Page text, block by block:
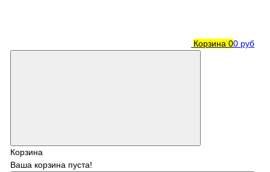
Корзина 00 руб
Корзина
Ваша корзина пуста!